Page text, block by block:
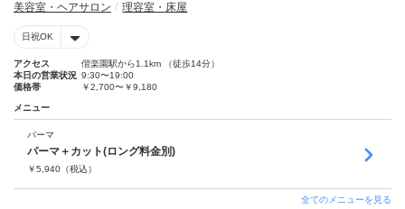
美容室・ヘアサロン 理容室・床屋
日祝OK
アクセス
偕楽園駅から1.1km （徒歩14分）
本日の営業状況 9:30〜19:00
価格帯
￥2,700〜￥9,180
メニュー
パーマ
パーマ＋カット(ロング料金別)
￥5,940 （税込）
全てのメニューを見る